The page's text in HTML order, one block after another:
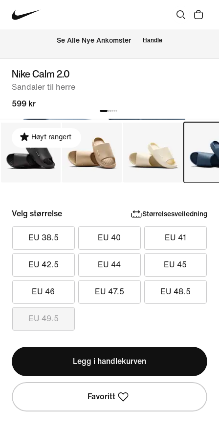
Se Alle Nye Ankomster Handle
Nike Calm 2.0
Sandaler til herre
599 kr
Høyt rangert
Velg størrelse Størrelsesveiledning
EU 38.5 EU 40 EU 41
EU 42.5 EU 44 EU 45
EU 46 EU 47.5 EU 48.5
EU 49.5
Legg i handlekurven
Favoritt